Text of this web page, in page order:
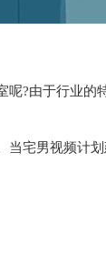
于行业的特殊
视频计划建立